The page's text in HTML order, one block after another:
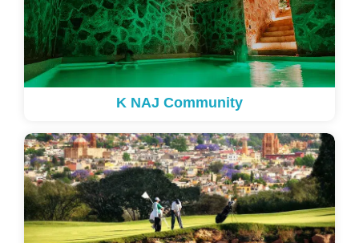
K NAJ Community